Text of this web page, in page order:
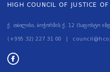
HIGH COUNCIL OF JUSTICE OF
ქ. თბილისი, ბოჭორმის ქ. 12 (საფოსტო
(+995 32) 227 31 00